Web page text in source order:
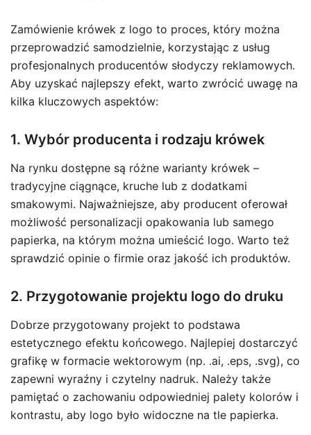
Zamówienie krówek z logo to proces, który można
przeprowadzić samodzielnie, korzystając z usług
profesjonalnych producentów słodyczy reklamowych.
Aby uzyskać najlepszy efekt, warto zwrócić uwagę na
kilka kluczowych aspektów:
1. Wybór producenta i rodzaju krówek
Na rynku dostępne są różne warianty krówek –
tradycyjne ciągnące, kruche lub z dodatkami
smakowymi. Najważniejsze, aby producent oferował
możliwość personalizacji opakowania lub samego
papierka, na którym można umieścić logo. Warto też
sprawdzić opinie o firmie oraz jakość ich produktów.
2. Przygotowanie projektu logo do druku
Dobrze przygotowany projekt to podstawa
estetycznego efektu końcowego. Najlepiej dostarczyć
grafikę w formacie wektorowym (np. .ai, .eps, .svg), co
zapewni wyraźny i czytelny nadruk. Należy także
pamiętać o zachowaniu odpowiedniej palety kolorów i
kontrastu, aby logo było widoczne na tle papierka.